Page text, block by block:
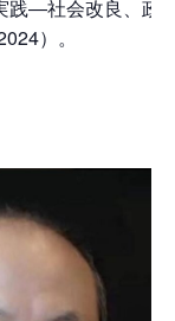
践―社会改良、政
）。